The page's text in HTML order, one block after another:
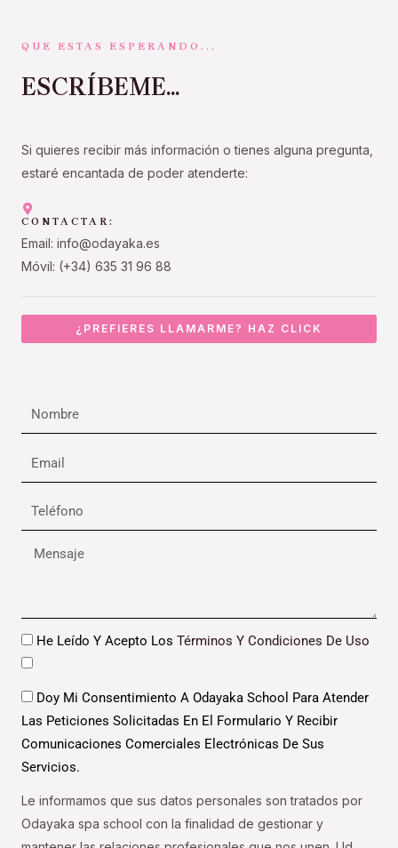
QUE ESTAS ESPERANDO...
ESCRÍBEME...
Si quieres recibir más información o tienes alguna pregunta,
estaré encantada de poder atenderte:
CONTACTAR:
Email: info@odayaka.es
Móvil: (+34) 635 31 96 88
¿PREFIERES LLAMARME? HAZ CLICK
Nombre
Email
Teléfono
Mensaje
DatosHe Leído Y Acepto Los Términos Y Condiciones De Uso
DatosDoy Mi Consentimiento A Odayaka School Para Atender
Las Peticiones Solicitadas En El Formulario Y Recibir
Comunicaciones Comerciales Electrónicas De Sus
Servicios.
Le informamos que sus datos personales son tratados por
Odayaka spa school con la finalidad de gestionar y